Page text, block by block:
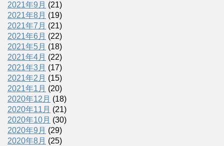
2021年9月 (21)
2021年8月 (19)
2021年7月 (21)
2021年6月 (22)
2021年5月 (18)
2021年4月 (22)
2021年3月 (17)
2021年2月 (15)
2021年1月 (20)
2020年12月 (18)
2020年11月 (21)
2020年10月 (30)
2020年9月 (29)
2020年8月 (25)